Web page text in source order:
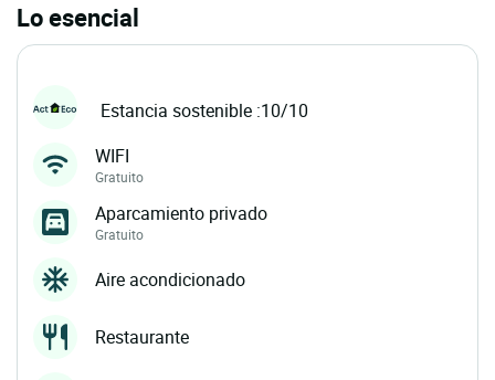
Lo esencial
Estancia sostenible :10/10
WIFI
Gratuito
Aparcamiento privado
Gratuito
Aire acondicionado
Restaurante